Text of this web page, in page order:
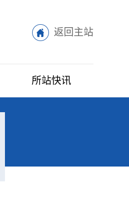
返回主站
所站快讯